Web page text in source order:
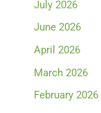
July 2026
June 2026
April 2026
March 2026
February 2026